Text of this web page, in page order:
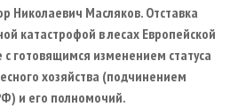
Николаевич Масляков. Отставка
катастрофой в лесах Европейской
с готовящимся изменением статуса
хозяйства (подчинением
и его полномочий.